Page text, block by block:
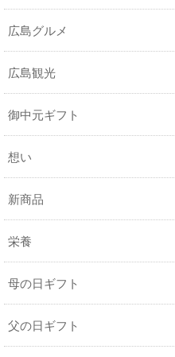
広島グルメ
広島観光
御中元ギフト
想い
新商品
栄養
母の日ギフト
父の日ギフト